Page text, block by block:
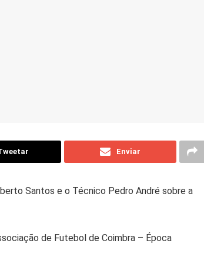
Enviar
Santos e o Técnico Pedro André sobre a
de Futebol de Coimbra – Época